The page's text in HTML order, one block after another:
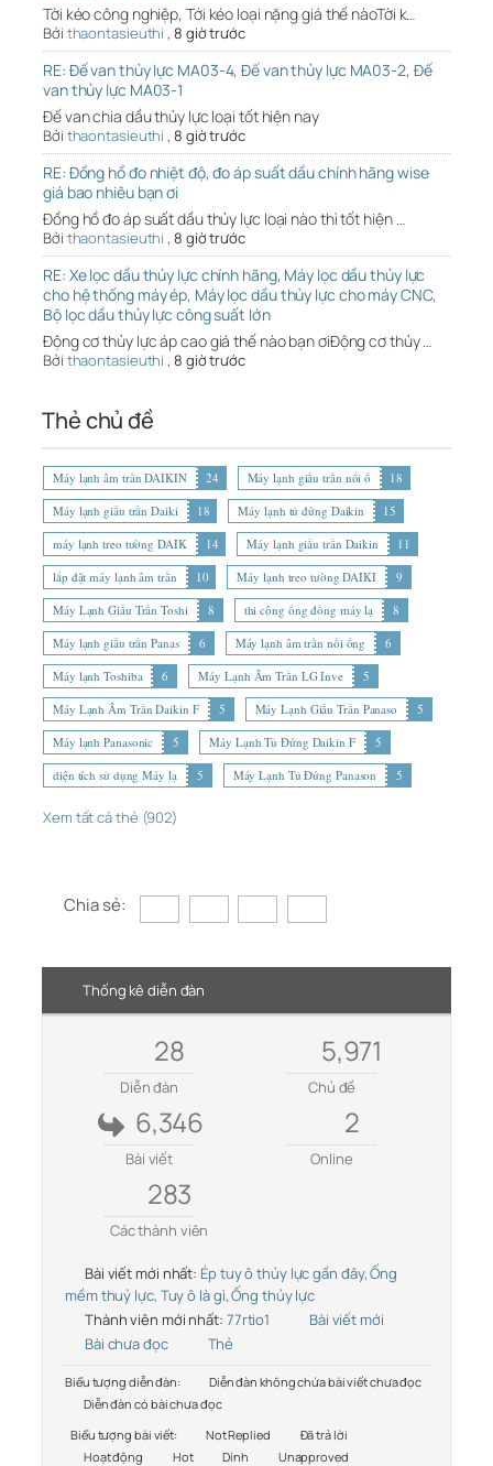
Tời kéo công nghiệp, Tới kéo loại nặng giá thế nàoTời k…
Bởi thaontasieuthi , 8 giờ trước
RE: Đế van thủy lực MA03-4, Đế van thủy lực MA03-2, Đế
van thủy lực MA03-1
Đế van chia dầu thủy lực loại tốt hiện nay
Bởi thaontasieuthi , 8 giờ trước
RE: Đồng hồ đo nhiệt độ, đo áp suất dầu chính hãng wise
giá bao nhiêu bạn ơi
Đồng hồ đo áp suất dầu thủy lực loại nào thì tốt hiện …
Bởi thaontasieuthi , 8 giờ trước
RE: Xe lọc dầu thủy lực chính hãng, Máy lọc dầu thủy lực
cho hệ thống máy ép, Máy lọc dầu thủy lực cho máy CNC,
Bộ lọc dầu thủy lực công suất lớn
Động cơ thủy lực áp cao giá thế nào bạn ơiĐộng cơ thủy …
Bởi thaontasieuthi , 8 giờ trước
Thẻ chủ đề
Máy lạnh âm trần DAIKIN 24 Máy lạnh giấu trần nối ố
18
Máy lạnh giấu trần Daiki
18 Máy lạnh tủ đứng Daikin
15
máy lạnh treo tường DAIK
14 Máy lạnh giấu trần Daikin
11
lắp đặt máy lạnh âm trần
10 Máy lạnh treo tường DAIKI
9
Máy Lạnh Giấu Trần Toshi
8 thi công ống đồng máy lạ
8
Máy lạnh giấu trần Panas
6 Máy lạnh âm trần nối ống
6
Máy lạnh Toshiba
6 Máy Lạnh Âm Trần LG Inve
5
Máy Lạnh Âm Trần Daikin F
5 Máy Lạnh Giấu Trần Panaso
5
Máy lạnh Panasonic
5 Máy Lạnh Tủ Đứng Daikin F
5
diện tích sử dụng Máy lạ
5 Máy Lạnh Tủ Đứng Panason 5
Xem tất cả thẻ (902)
Chia sẻ:
Thống kê diễn đàn
28
Diễn đàn
5,971
Chủ đề
6,346
Bài viết
2
Online
283
Các thành viên
Bài viết mới nhất: Ép tuy ô thủy lực gần đây, Ống
mềm thuỷ lực, Tuy ô là gì, Ống thủy lực
Thành viên mới nhất: 77rtio1
Bài viết mới
Bài chưa đọc
Thẻ
Biểu tượng diễn đàn:
Diễn đàn không chứa bài viết chưa đọc
Diễn đàn có bài chưa đọc
Biểu tượng bài viết:
Not Replied
Đã trả lời
Hoạt động
Hot Dính Unapproved